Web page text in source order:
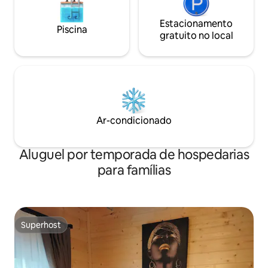
Piscina
Estacionamento
gratuito no local
Ar-condicionado
Aluguel por temporada de hospedarias
para famílias
Superhost
Superhost